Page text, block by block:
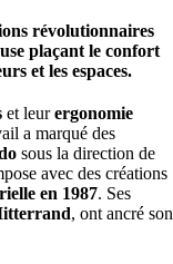
révolutionnaires
plaçant le confort
et les espaces.
et leurergonomie
a marqué des
sous la direction de
avec des créations
en 1987. Ses
, ont ancré son